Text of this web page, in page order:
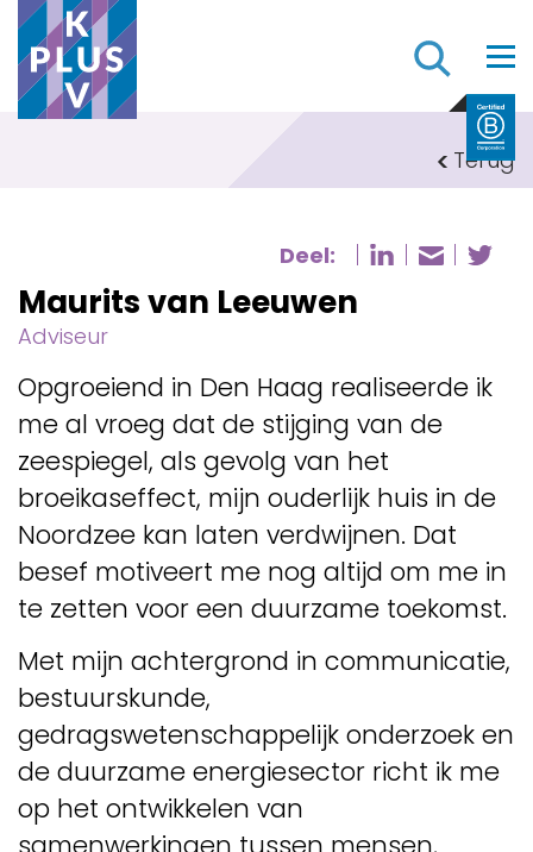
Terug
Deel: DeelDeel
Maurits van Leeuwen
Adviseur
Opgroeiend in Den Haag realiseerde ik
me al vroeg dat de stijging van de
zeespiegel, als gevolg van het
broeikaseffect, mijn ouderlijk huis in de
Noordzee kan laten verdwijnen. Dat
besef motiveert me nog altijd om me in
te zetten voor een duurzame toekomst.
Met mijn achtergrond in communicatie,
bestuurskunde,
gedragswetenschappelijk onderzoek en
de duurzame energiesector richt ik me
op het ontwikkelen van